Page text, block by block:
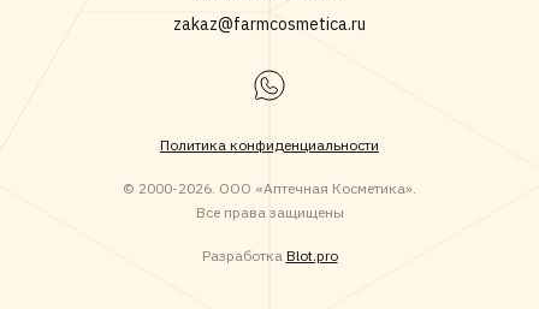
zakaz@farmcosmetica.ru
Политика конфиденциальности
© 2000-2026. ООО «Аптечная Косметика».
Все права защищены
Разработка Blot.pro